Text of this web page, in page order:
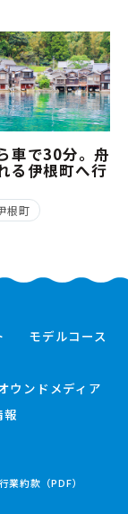
車で30分。舟
る伊根町へ行
根町
モデルコース
ウンドメディア
報
業約款（PDF）